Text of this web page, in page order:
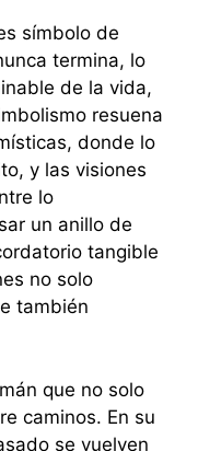
símbolo de
termina, lo
de la vida,
resuena
donde lo
y las visiones
lo
un anillo de
tangible
no solo
también
que no solo
caminos. En su
se vuelven